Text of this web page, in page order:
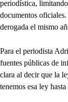
periodística,
documentos
derogada el mismo
Para el periodista
fuentes públicas de
clara al decir que la
tenemos esa ley hasta